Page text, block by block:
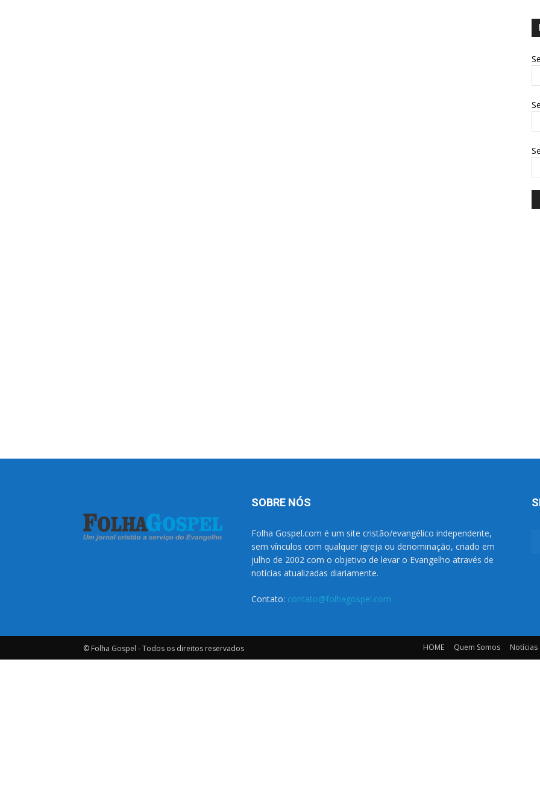
SOBRE NÓS
Folha Gospel.com é um site cristão/evangélico independente,
sem vínculos com qualquer igreja ou denominação, criado em
julho de 2002 com o objetivo de levar o Evangelho através de
notícias atualizadas diariamente.
Contato: contato@folhagospel.com
© Folha Gospel - Todos os direitos reservados HOME Quem Somos Notícias